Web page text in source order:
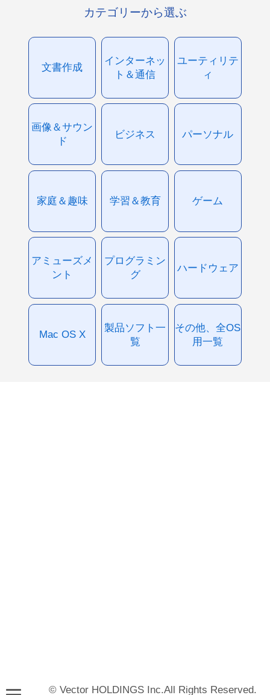
カテゴリーから選ぶ
文書作成
インターネッ
ト＆通信
ユーティリテ
ィ
画像＆サウン
ド
ビジネス パーソナル
家庭＆趣味 学習＆教育 ゲーム
アミューズメ
ント
プログラミン
グ
ハードウェア
Mac OS X
製品ソフト一
覧
その他、全OS
用一覧
© Vector HOLDINGS Inc.All Rights Reserved.